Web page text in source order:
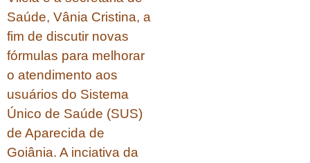
Saúde, Vânia Cristina, a
fim de discutir novas
fórmulas para melhorar
o atendimento aos
usuários do Sistema
Único de Saúde (SUS)
de Aparecida de
Goiânia. A inciativa da